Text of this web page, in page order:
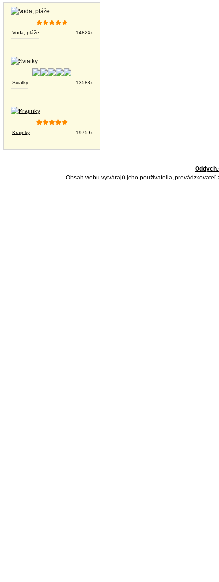
Voda, pláže 14824x
Sviatky 13588x
Krajinky 19759x
Obsah webu vytvárajú jeho používatelia,